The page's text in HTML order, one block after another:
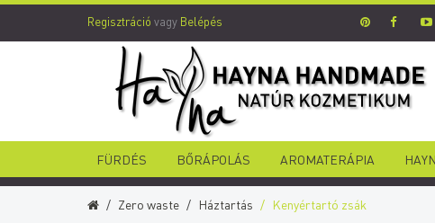
Regisztráció vagy Belépés
FÜRDÉS BŐRÁPOLÁS AROMATERÁPIA
Zero waste Háztartás Kenyértartó zsák